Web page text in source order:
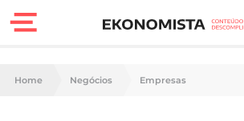
Finanças Pessoais
Home Negócios Empresas